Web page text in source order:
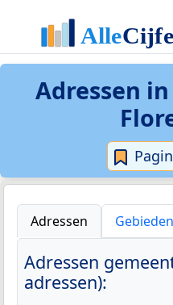
Adressen
Adressen
Adressen
adressen):